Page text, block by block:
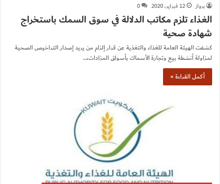
برواز
12 فبراير، 2020 0
الغذاء تلزم مكاتب الدلالة في سوق السمك باستخراج
شهادة صحية
كشفت الهيئة العامة للغذاء والتغذية عن قرار إلزام من يريد إصدار التراخيص الصحية
لمزاولة أنشطة بيع وتجارة الأسماك بأسواق المزادات،…
أكمل القراءة »